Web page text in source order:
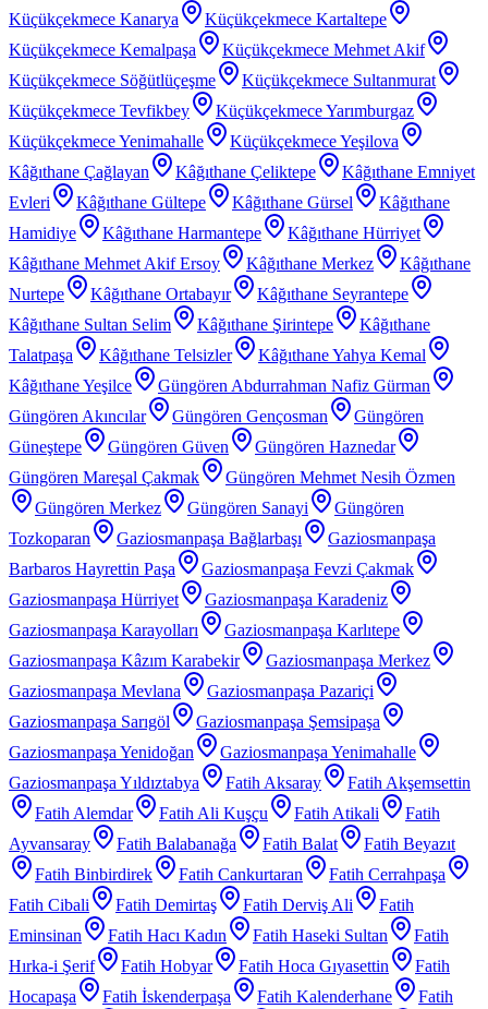
Küçükçekmece Kanarya
Küçükçekmece Kartaltepe
Küçükçekmece Kemalpaşa
Küçükçekmece Mehmet Akif
Küçükçekmece Söğütlüçeşme
Küçükçekmece Sultanmurat
Küçükçekmece Tevfikbey
Küçükçekmece Yarımburgaz
Küçükçekmece Yenimahalle
Küçükçekmece Yeşilova
Kâğıthane Çağlayan
Kâğıthane Çeliktepe
Kâğıthane Emniyet
Evleri
Kâğıthane Gültepe Kâğıthane Gürsel
Kâğıthane
Hamidiye
Kâğıthane Harmantepe
Kâğıthane Hürriyet
Kâğıthane Mehmet Akif Ersoy
Kâğıthane Merkez
Kâğıthane
Nurtepe
Kâğıthane Ortabayır
Kâğıthane Seyrantepe
Kâğıthane Sultan Selim
Kâğıthane Şirintepe
Kâğıthane
Talatpaşa
Kâğıthane Telsizler
Kâğıthane Yahya Kemal
Kâğıthane Yeşilce
Güngören Abdurrahman Nafiz Gürman
Güngören Akıncılar
Güngören Gençosman
Güngören
Güneştepe
Güngören Güven
Güngören Haznedar
Güngören Mareşal Çakmak
Güngören Mehmet Nesih Özmen
Güngören Merkez
Güngören Sanayi
Güngören
Tozkoparan
Gaziosmanpaşa Bağlarbaşı
Gaziosmanpaşa
Barbaros Hayrettin Paşa
Gaziosmanpaşa Fevzi Çakmak
Gaziosmanpaşa Hürriyet
Gaziosmanpaşa Karadeniz
Gaziosmanpaşa Karayolları
Gaziosmanpaşa Karlıtepe
Gaziosmanpaşa Kâzım Karabekir
Gaziosmanpaşa Merkez
Gaziosmanpaşa Mevlana
Gaziosmanpaşa Pazariçi
Gaziosmanpaşa Sarıgöl
Gaziosmanpaşa Şemsipaşa
Gaziosmanpaşa Yenidoğan
Gaziosmanpaşa Yenimahalle
Gaziosmanpaşa Yıldıztabya
Fatih Aksaray
Fatih Akşemsettin
Fatih Alemdar
Fatih Ali Kuşçu Fatih Atikali
Fatih
Ayvansaray
Fatih Balabanağa Fatih Balat
Fatih Beyazıt
Fatih Binbirdirek
Fatih Cankurtaran
Fatih Cerrahpaşa
Fatih Cibali
Fatih Demirtaş Fatih Derviş Ali
Fatih
Eminsinan
Fatih Hacı Kadın Fatih Haseki Sultan
Fatih
Hırka-i Şerif
Fatih Hobyar Fatih Hoca Gıyasettin
Fatih
Hocapaşa
Fatih İskenderpaşa Fatih Kalenderhane Fatih